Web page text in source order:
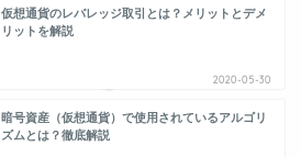
仮想通貨のレバレッジ取引とは？メリットとデメ
リットを解説
2020-05-30
暗号資産（仮想通貨）で使用されているアルゴリ
ズムとは？徹底解説